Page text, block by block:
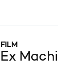
FILM
Ex